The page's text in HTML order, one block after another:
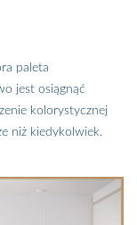
paleta
jest osiągnąć
kolorystycznej
niż kiedykolwiek.
zobaczcie, z dalszej
są najmodniejsze